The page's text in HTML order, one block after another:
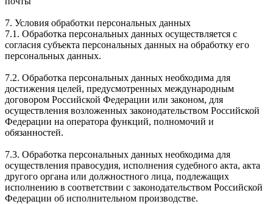
7. Условия обработки персональных данных
7.1. Обработка персональных данных осуществляется с
согласия субъекта персональных данных на обработку его
персональных данных.
7.2. Обработка персональных данных необходима для
достижения целей, предусмотренных международным
договором Российской Федерации или законом, для
осуществления возложенных законодательством Российской
Федерации на оператора функций, полномочий и
обязанностей.
7.3. Обработка персональных данных необходима для
осуществления правосудия, исполнения судебного акта, акта
другого органа или должностного лица, подлежащих
исполнению в соответствии с законодательством Российской
Федерации об исполнительном производстве.